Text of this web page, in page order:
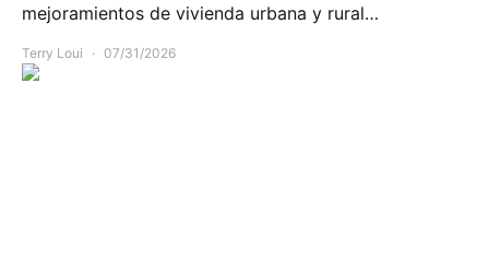
mejoramientos de vivienda urbana y rural…
Terry Loui 07/31/2026